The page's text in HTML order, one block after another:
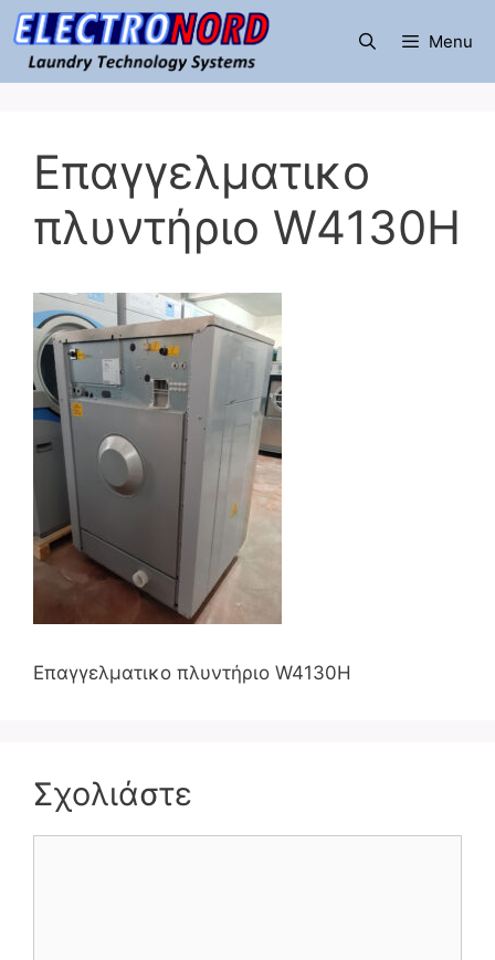
Μετάβαση
σε
περιεχόμενο
Menu
Επαγγελματικο
πλυντήριο W4130H
Επαγγελματικο πλυντήριο W4130H
Σχολιάστε